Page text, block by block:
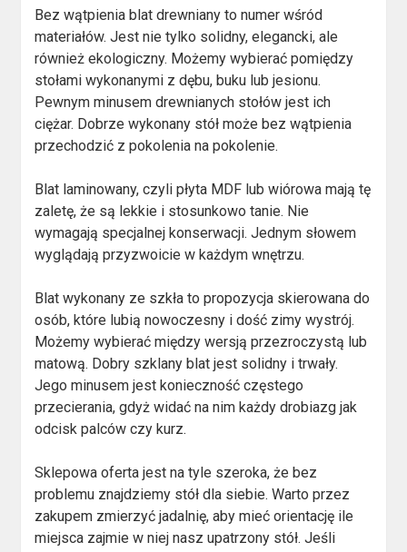
Bez wątpienia blat drewniany to numer wśród
materiałów. Jest nie tylko solidny, elegancki, ale
również ekologiczny. Możemy wybierać pomiędzy
stołami wykonanymi z dębu, buku lub jesionu.
Pewnym minusem drewnianych stołów jest ich
ciężar. Dobrze wykonany stół może bez wątpienia
przechodzić z pokolenia na pokolenie.
Blat laminowany, czyli płyta MDF lub wiórowa mają tę
zaletę, że są lekkie i stosunkowo tanie. Nie
wymagają specjalnej konserwacji. Jednym słowem
wyglądają przyzwoicie w każdym wnętrzu.
Blat wykonany ze szkła to propozycja skierowana do
osób, które lubią nowoczesny i dość zimy wystrój.
Możemy wybierać między wersją przezroczystą lub
matową. Dobry szklany blat jest solidny i trwały.
Jego minusem jest konieczność częstego
przecierania, gdyż widać na nim każdy drobiazg jak
odcisk palców czy kurz.
Sklepowa oferta jest na tyle szeroka, że bez
problemu znajdziemy stół dla siebie. Warto przez
zakupem zmierzyć jadalnię, aby mieć orientację ile
miejsca zajmie w niej nasz upatrzony stół. Jeśli